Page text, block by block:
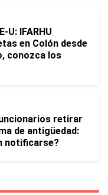
U: IFARHU
en Colón desde
conozca los
retirar
de antigüedad:
notificarse?